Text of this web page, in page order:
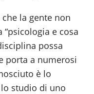
la gente non
e cosa
possa
porta a numerosi
è lo
studio di uno